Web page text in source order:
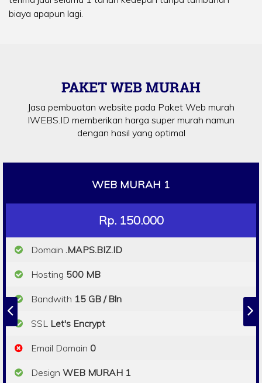
biaya apapun lagi.
PAKET WEB MURAH
Jasa pembuatan website pada Paket Web murah
IWEBS.ID memberikan harga super murah namun
dengan hasil yang optimal
WEB MURAH 1
Rp. 150.000
Domain .MAPS.BIZ.ID
Hosting 500 MB
Bandwith 15 GB / Bln
SSL Let's Encrypt
Email Domain 0
Design WEB MURAH 1